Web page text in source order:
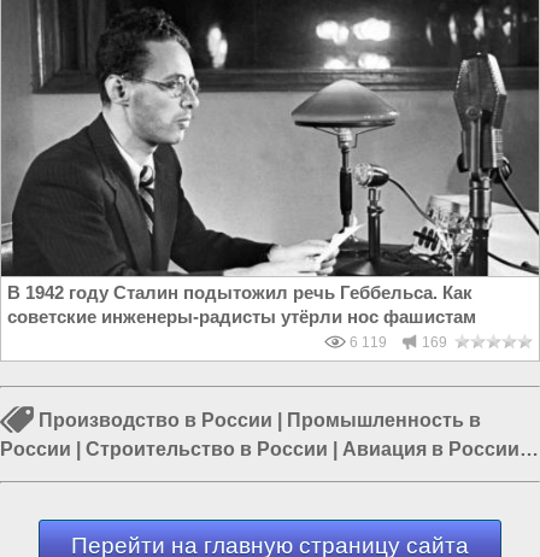
В 1942 году Сталин подытожил речь Геббельса. Как
советские инженеры-радисты утёрли нос фашистам
6 119 169
Производство в России
Промышленность в
России
Строительство в России Авиация в России|
Перевооружение армии России|Россия и Евразия|
Перейти на главную страницу сайта